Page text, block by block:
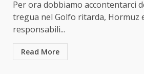
Per ora dobbiamo accontentarci
tregua nel Golfo ritarda, Hormuz
responsabili...
Read More